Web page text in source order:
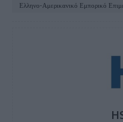
Ελληνο-Αμερικανικό Εμπορικό